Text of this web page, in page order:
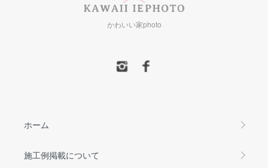
かわいい家photo
ホーム
施工例掲載について